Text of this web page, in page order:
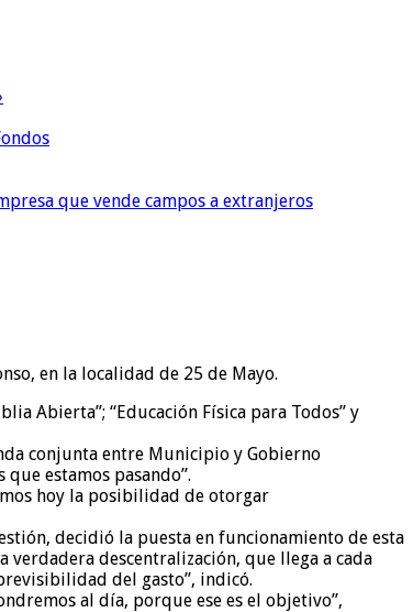
que vende campos a extranjeros
en la localidad de 25 de Mayo.
Abierta”; “Educación Física para Todos” y
conjunta entre Municipio y Gobierno
estamos pasando”.
hoy la posibilidad de otorgar
decidió la puesta en funcionamiento de esta
verdadera descentralización, que llega a cada
del gasto”, indicó.
al día, porque ese es el objetivo”,